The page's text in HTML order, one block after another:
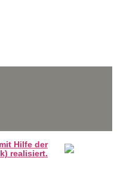
Hilfe der
realisiert.